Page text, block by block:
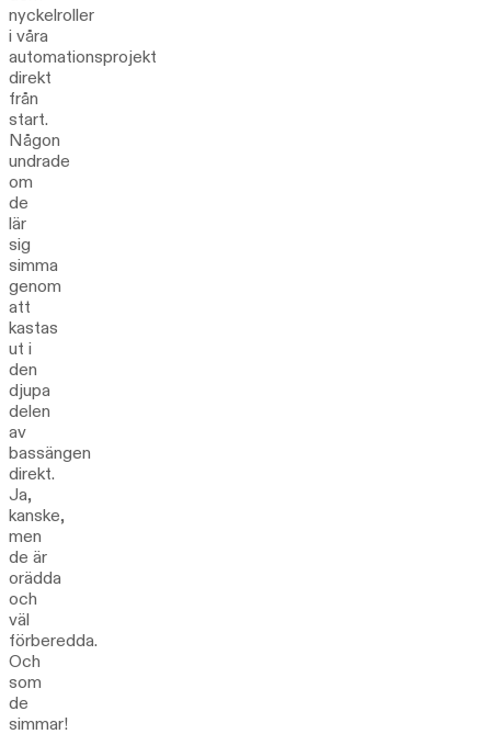
nyckelroller
i våra
automationsprojekt
direkt
från
start.
Någon
undrade
om
de
lär
sig
simma
genom
att
kastas
ut i
den
djupa
delen
av
bassängen
direkt.
Ja,
kanske,
men
de är
orädda
och
väl
förberedda.
Och
som
de
simmar!